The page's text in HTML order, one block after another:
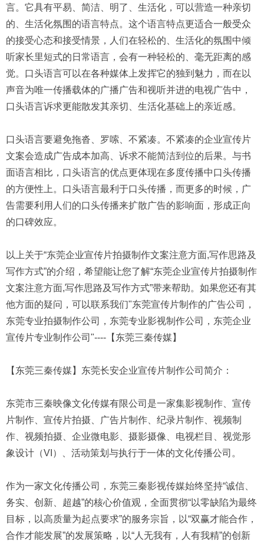
言。它具有平易、简洁、明了、生活化，可以营造一种亲切
的、生活化氛围的语言特点。这个语言特点更适合一般受众
的接受心态和接受情景，人们在轻松的、生活化的氛围中倾
听家长里短式的日常语言，会有一种轻松的、毫无距离的感
觉。口头语言可以在各种媒体上发挥它的独到魅力，而在以
声音为唯一传播载体的广播广告和视听并进的电视广告中，
口头语言诉求更能散发其亲切、生活化基础上的亲近感。
口头语言要避免拖沓、罗嗦、不紧凑。不紧凑的企业宣传片
文案会造成广告成本加高、诉求不能简洁到位的后果。与书
面语言相比，口头语言的优点更体现在多度传播中口头传播
的方便性上。口头语言最利于口头传播，而更多的时候，广
告需要利用人们的口头传播来扩散广告的影响面，形成正向
的口碑效应。
以上关于“东莞企业宣传片拍摄制作文案注意方面,写作思路及
写作方式”的介绍，希望能让您了解“东莞企业宣传片拍摄制作
文案注意方面,写作思路及写作方式”带来帮助。如果您还有其
他方面的疑问，可以联系我们"东莞宣传片制作的广告公司，
东莞专业拍摄制作公司，东莞专业影视制作公司，东莞企业
宣传片专业制作公司"----【东莞三秦传媒】
【东莞三秦传媒】东莞长安企业宣传片制作公司简介：
东莞市三秦映像文化传媒有限公司是一家集影视制作、宣传
片制作、宣传片拍摄、广告片制作、纪录片制作、视频制
作、视频拍摄、企业微电影、摄影摄像、电视栏目、视觉形
象设计（VI）、活动策划与执行于一体的文化传播公司。
作为一家文化传播公司，东莞三秦影视传媒始终坚持“诚信、
务实、创新、超越”的核心价值观，全面贯彻“以零缺陷为最终
目标，以高质量为起点要求”的服务宗旨，以“双赢才能合作，
合作才能发展”的发展策略，以“人无我有，人有我精”的创新